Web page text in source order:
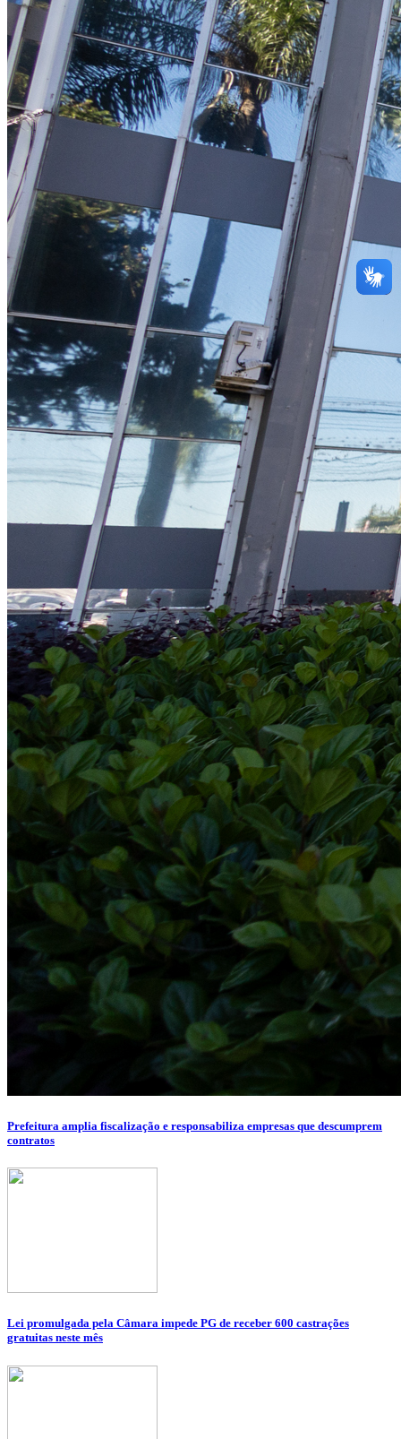
Prefeitura amplia fiscalização e responsabiliza empresas que descumprem
contratos
Lei promulgada pela Câmara impede PG de receber 600 castrações
gratuitas neste mês